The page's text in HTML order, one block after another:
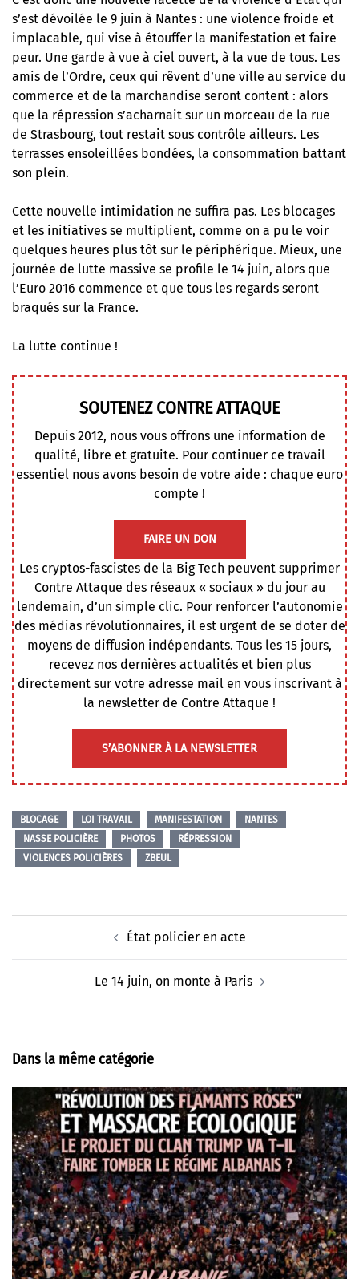
s’est dévoilée le 9 juin à Nantes : une violence froide et
implacable, qui vise à étouffer la manifestation et faire
peur. Une garde à vue à ciel ouvert, à la vue de tous. Les
amis de l’Ordre, ceux qui rêvent d’une ville au service du
commerce et de la marchandise seront content : alors
que la répression s’acharnait sur un morceau de la rue
de Strasbourg, tout restait sous contrôle ailleurs. Les
terrasses ensoleillées bondées, la consommation battant
son plein.
Cette nouvelle intimidation ne suffira pas. Les blocages
et les initiatives se multiplient, comme on a pu le voir
quelques heures plus tôt sur le périphérique. Mieux, une
journée de lutte massive se profile le 14 juin, alors que
l’Euro 2016 commence et que tous les regards seront
braqués sur la France.
La lutte continue !
SOUTENEZ CONTRE ATTAQUE
Depuis 2012, nous vous offrons une information de
qualité, libre et gratuite. Pour continuer ce travail
essentiel nous avons besoin de votre aide : chaque euro
compte !
FAIRE UN DON
Les cryptos-fascistes de la Big Tech peuvent supprimer
Contre Attaque des réseaux « sociaux » du jour au
lendemain, d’un simple clic. Pour renforcer l’autonomie
des médias révolutionnaires, il est urgent de se doter de
moyens de diffusion indépendants. Tous les 15 jours,
recevez nos dernières actualités et bien plus
directement sur votre adresse mail en vous inscrivant à
la newsletter de Contre Attaque !
S’ABONNER À LA NEWSLETTER
BLOCAGE LOI TRAVAIL MANIFESTATION
NANTES
NASSE POLICIÈRE
PHOTOS
RÉPRESSION
VIOLENCES POLICIÈRES
ZBEUL
État policier en acte
Le 14 juin, on monte à Paris
Dans la même catégorie